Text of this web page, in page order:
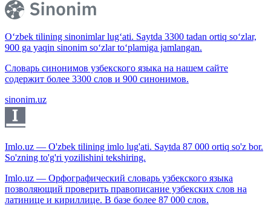
O‘zbek tilining sinonimlar lug‘ati. Saytda 3300 tadan ortiq so‘zlar,
900 ga yaqin sinonim so‘zlar to‘plamiga jamlangan.
Словарь синонимов узбекского языка на нашем сайте
содержит более 3300 слов и 900 синонимов.
sinonim.uz
Imlo.uz — O'zbek tilining imlo lug'ati. Saytda 87 000 ortiq so'z bor.
So'zning to'g'ri yozilishini tekshiring.
Imlo.uz — Орфографический словарь узбекского языка
позволяющий проверить правописание узбекских слов на
латинице и кириллице. В базе более 87 000 слов.